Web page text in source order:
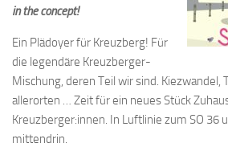
in the concept!
Ein Plädoyer für Kreuzberg! Für
die legendäre Kreuzberger-
Mischung, deren Teil wir sind. Kiezwandel,
allerorten … Zeit für ein neues Stück
Kreuzberger:innen. In Luftlinie zum SO 36
mittendrin.